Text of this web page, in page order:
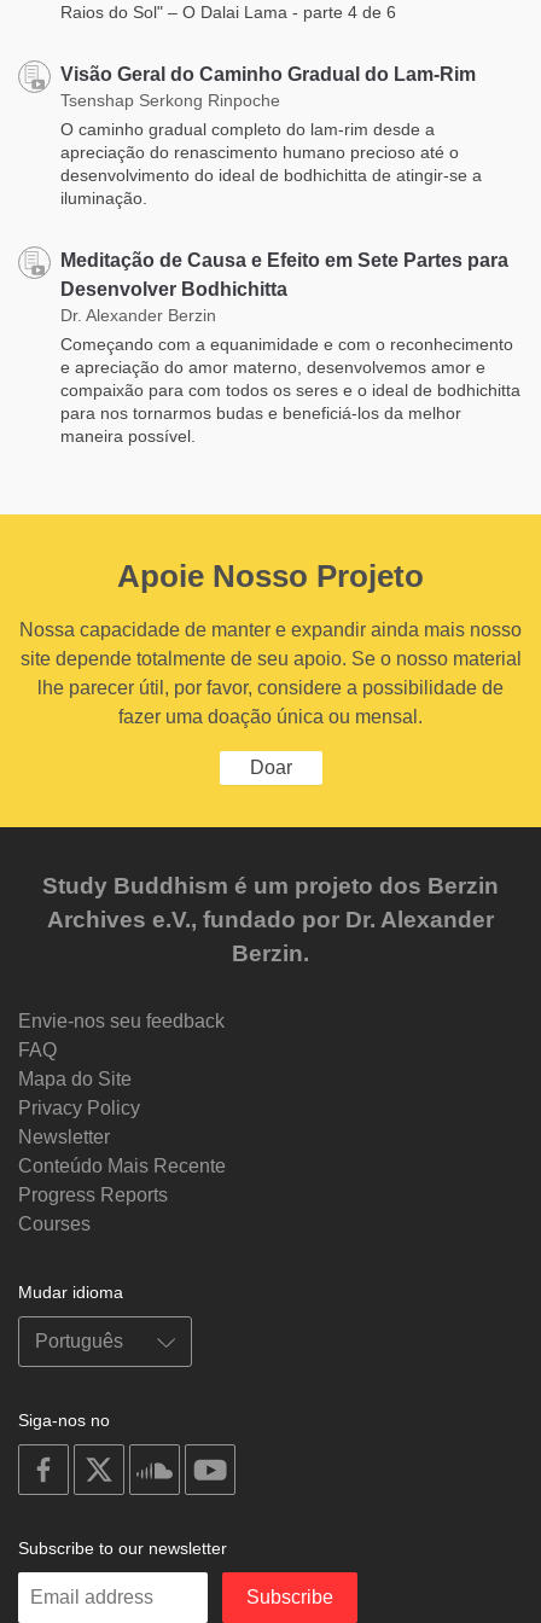
Raios do Sol" – O Dalai Lama - parte 4 de 6
Visão Geral do Caminho Gradual do Lam-Rim
Tsenshap Serkong Rinpoche
O caminho gradual completo do lam-rim desde a
apreciação do renascimento humano precioso até o
desenvolvimento do ideal de bodhichitta de atingir-se a
iluminação.
Meditação de Causa e Efeito em Sete Partes para
Desenvolver Bodhichitta
Dr. Alexander Berzin
Começando com a equanimidade e com o reconhecimento
e apreciação do amor materno, desenvolvemos amor e
compaixão para com todos os seres e o ideal de bodhichitta
para nos tornarmos budas e beneficiá-los da melhor
maneira possível.
Apoie Nosso Projeto
Nossa capacidade de manter e expandir ainda mais nosso
site depende totalmente de seu apoio. Se o nosso material
lhe parecer útil, por favor, considere a possibilidade de
fazer uma doação única ou mensal.
Doar
Study Buddhism é um projeto dos Berzin
Archives e.V., fundado por Dr. Alexander
Berzin.
Envie-nos seu feedback
FAQ
Mapa do Site
Privacy Policy
Newsletter
Conteúdo Mais Recente
Progress Reports
Courses
Mudar idioma
Siga-nos no
on
facebook
soundcloud
Subscribe to our newsletter
Enter
Subscribe